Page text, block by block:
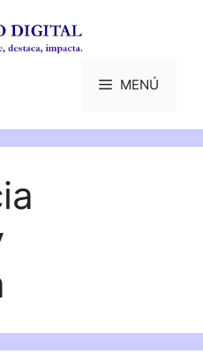
MENÚ